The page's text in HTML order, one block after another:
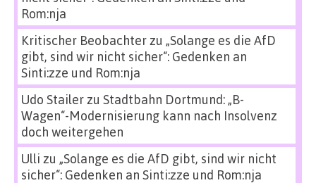
Rom:nja
Kritischer Beobachterzu „Solange es die AfD
gibt, sind wir nicht sicher“: Gedenken an
Sinti:zze und Rom:nja
Udo Stailerzu Stadtbahn Dortmund: „B-
Wagen“-Modernisierung kann nach Insolvenz
doch weitergehen
Ulli zu „Solange es die AfD gibt, sind wir nicht
sicher“: Gedenken an Sinti:zze und Rom:nja